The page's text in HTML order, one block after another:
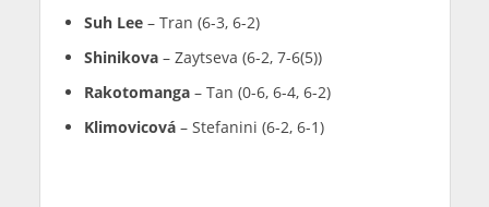
Suh Lee– Tran (6-3, 6-2)
Shinikova– Zaytseva (6-2, 7-6(5))
Rakotomanga– Tan (0-6, 6-4, 6-2)
Klimovicová– Stefanini (6-2, 6-1)